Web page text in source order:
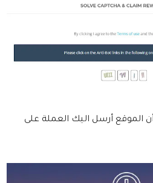
أرسل اليك العملة على